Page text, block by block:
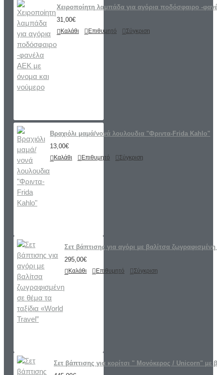
Χειροποίητη λαμπάδα για αγόρια ποδόσφαιρο -
31,00€
Καλάθι Επιθυμητό Σύγκριση
Βραχιόλι μαμά/νονά λουλουδια "Φριντα-Frida Kahlo"
13,00€
Καλάθι Επιθυμητό Σύγκριση
Σετ βάπτισης για αγόρι με βαλίτσα
295,00€
Καλάθι Επιθυμητό Σύγκριση
Σετ βάπτισης για κορίτσι " Μονόκερος / Unicorn" με